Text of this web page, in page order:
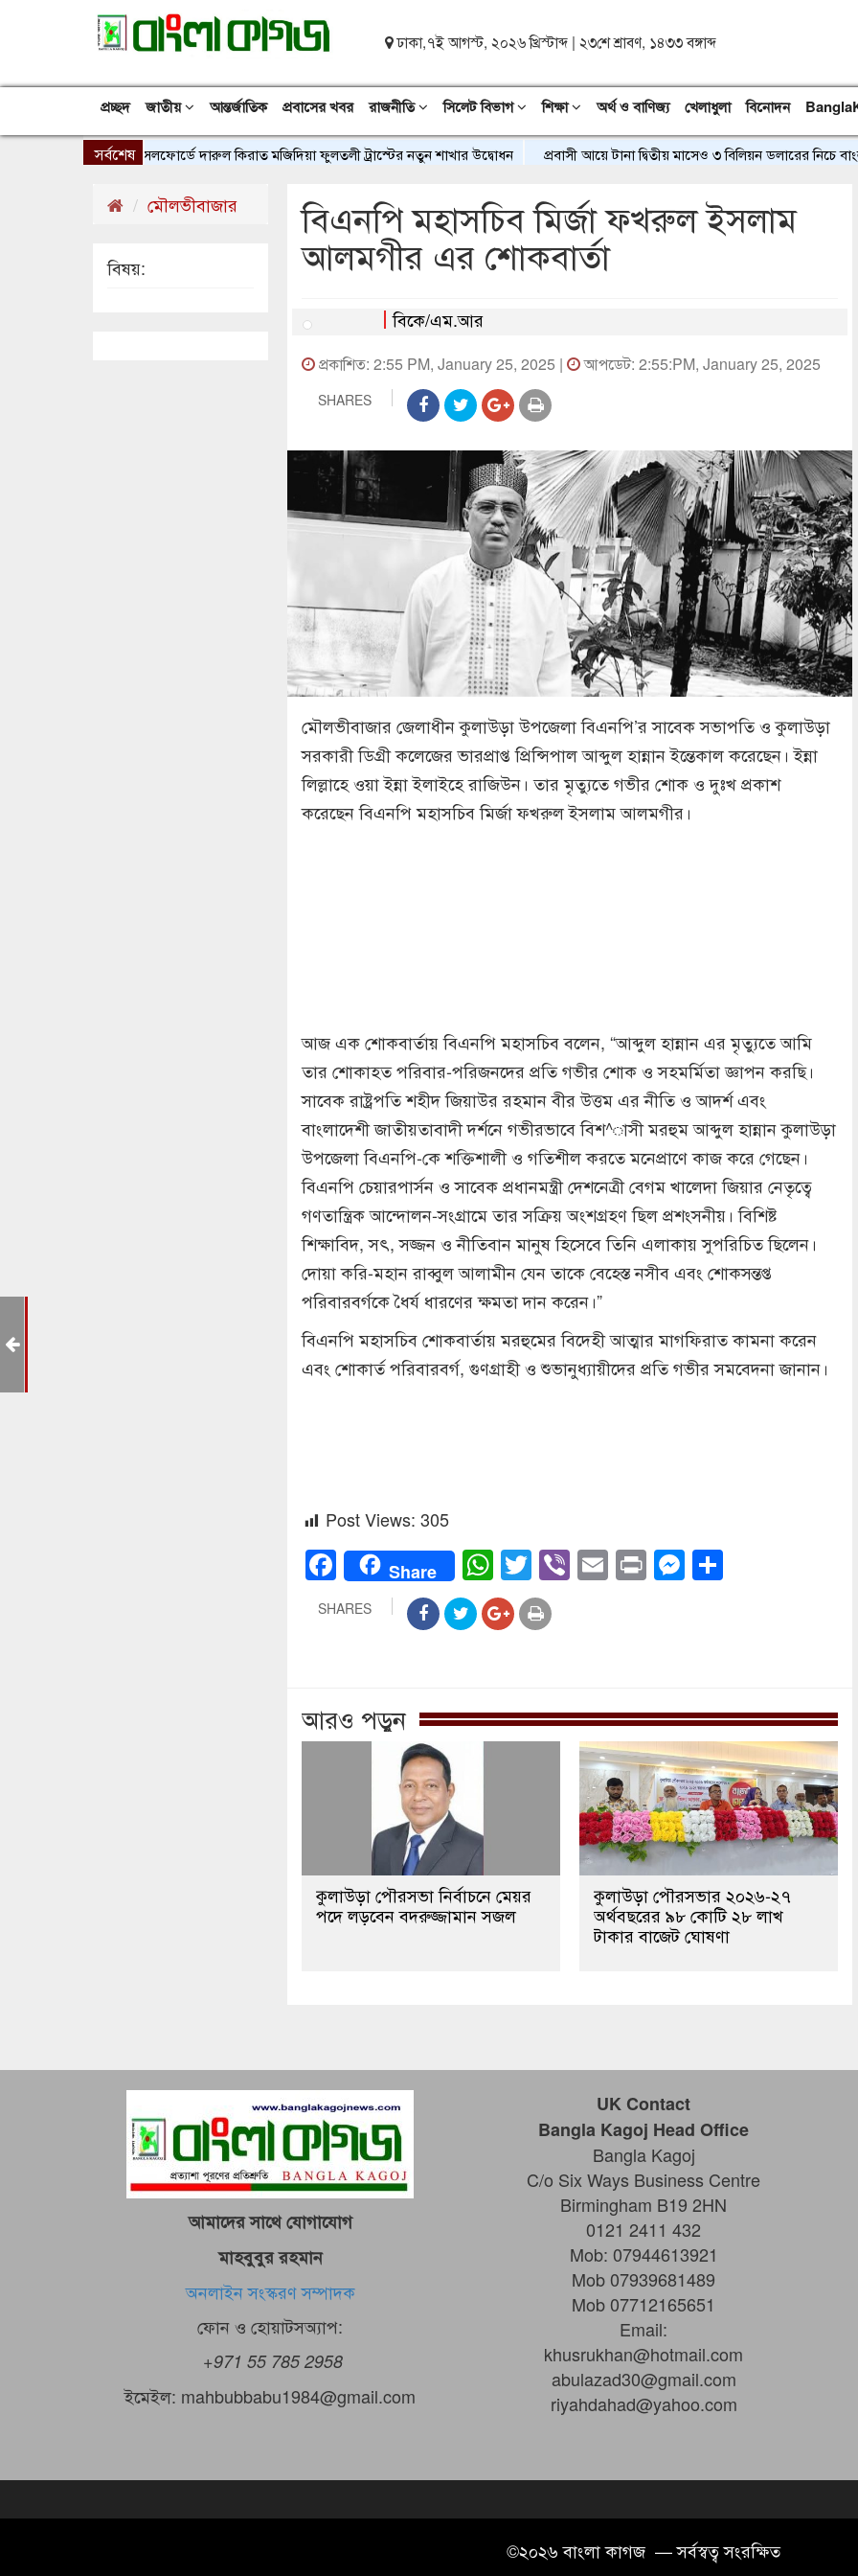
ঢাকা,৭ই আগস্ট, ২০২৬ খ্রিস্টাব্দ| ২৩শে শ্রাবণ, ১৪৩৩ বঙ্গাব্দ
প্রচ্ছদ জাতীয় আন্তর্জাতিক প্রবাসের খবর রাজনীতি সিলেট বিভাগ শিক্ষা অর্থ ও বাণিজ্য খেলাধুলা বিনোদন
সর্বশেষ
ইউকের সলফোর্ডে দারুল কিরাত মজিদিয়া ফুলতলী ট্রাস্টের নতুন শাখার উদ্বোধন প্রবাসী আয়ে টানা দ্বিতীয় মাসেও ৩ বিলিয়ন ডলারের নিচে
বিএনপি মহাসচিব মির্জা ফখরুল ইসলাম
আলমগীর এর শোকবার্তা
বিকে/এম.আর
প্রকাশিত: 2:55 PM, January 25, 2025 | আপডেট: 2:55:PM, January 25, 2025
SHARES
মৌলভীবাজার জেলাধীন কুলাউড়া উপজেলা বিএনপি’র সাবেক সভাপতি ও কুলাউড়া
সরকারী ডিগ্রী কলেজের ভারপ্রাপ্ত প্রিন্সিপাল আব্দুল হান্নান ইন্তেকাল করেছেন। ইন্না
লিল্লাহে ওয়া ইন্না ইলাইহে রাজিউন। তার মৃত্যুতে গভীর শোক ও দুঃখ প্রকাশ
করেছেন বিএনপি মহাসচিব মির্জা ফখরুল ইসলাম আলমগীর।
আজ এক শোকবার্তায় বিএনপি মহাসচিব বলেন, “আব্দুল হান্নান এর মৃত্যুতে আমি
তার শোকাহত পরিবার-পরিজনদের প্রতি গভীর শোক ও সহমর্মিতা জ্ঞাপন করছি।
সাবেক রাষ্ট্রপতি শহীদ জিয়াউর রহমান বীর উত্তম এর নীতি ও আদর্শ এবং
বাংলাদেশী জাতীয়তাবাদী দর্শনে গভীরভাবে বিশ^াসী মরহুম আব্দুল হান্নান কুলাউড়া
উপজেলা বিএনপি-কে শক্তিশালী ও গতিশীল করতে মনেপ্রাণে কাজ করে গেছেন।
বিএনপি চেয়ারপার্সন ও সাবেক প্রধানমন্ত্রী দেশনেত্রী বেগম খালেদা জিয়ার নেতৃত্বে
গণতান্ত্রিক আন্দোলন-সংগ্রামে তার সক্রিয় অংশগ্রহণ ছিল প্রশংসনীয়। বিশিষ্ট
শিক্ষাবিদ, সৎ, সজ্জন ও নীতিবান মানুষ হিসেবে তিনি এলাকায় সুপরিচিত ছিলেন।
দোয়া করি-মহান রাব্বুল আলামীন যেন তাকে বেহেস্ত নসীব এবং শোকসন্তপ্ত
পরিবারবর্গকে ধৈর্য ধারণের ক্ষমতা দান করেন।”
বিএনপি মহাসচিব শোকবার্তায় মরহুমের বিদেহী আত্মার মাগফিরাত কামনা করেন
এবং শোকার্ত পরিবারবর্গ, গুণগ্রাহী ও শুভানুধ্যায়ীদের প্রতি গভীর সমবেদনা জানান।
Post Views: 305
Facebook
Share WhatsApp
Twitter
ViberEmail
PrintMessenger
SHARES
আরও পড়ুন
কুলাউড়া পৌরসভা নির্বাচনে মেয়র
পদে লড়বেন বদরুজ্জামান সজল
কুলাউড়া পৌরসভার ২০২৬-২৭
অর্থবছরের ৯৮ কোটি ২৮ লাখ
টাকার বাজেট ঘোষণা
মৌলভীবাজার
বিষয়:
আমাদের সাথে যোগাযোগ
মাহবুবুর রহমান
অনলাইন সংস্করণ সম্পাদক
ফোন ও হোয়াটসঅ্যাপ:
+971 55 785 2958
ইমেইল: mahbubbabu1984@gmail.com
UK Contact
Bangla Kagoj Head Office
Bangla Kagoj
C/o Six Ways Business Centre
Birmingham B19 2HN
0121 2411 432
Mob: 07944613921
Mob 07939681489
Mob 07712165651
Email:
khusrukhan@hotmail.com
abulazad30@gmail.com
riyahdahad@yahoo.com
©২০২৬ বাংলা কাগজ — সর্বস্বত্ব সংরক্ষিত